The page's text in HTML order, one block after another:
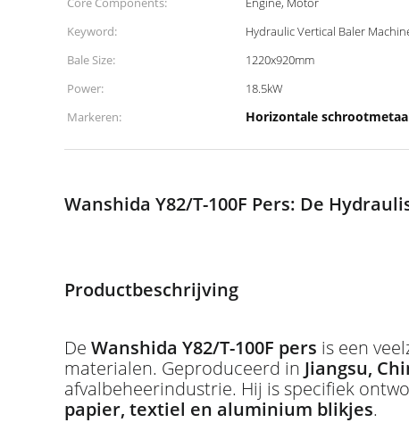
Keyword:
Hydraulic Vertical Baler
Bale Size:
1220x920mm
Power:
18.5kW
Markeren:
Horizontale
Wanshida Y82/T-100F Pers: De
Productbeschrijving
De Wanshida Y82/T-100F pers is een
materialen. Geproduceerd in Jiangsu,
afvalbeheerindustrie. Hij is specifiek
papier, textiel en aluminium blikjes.